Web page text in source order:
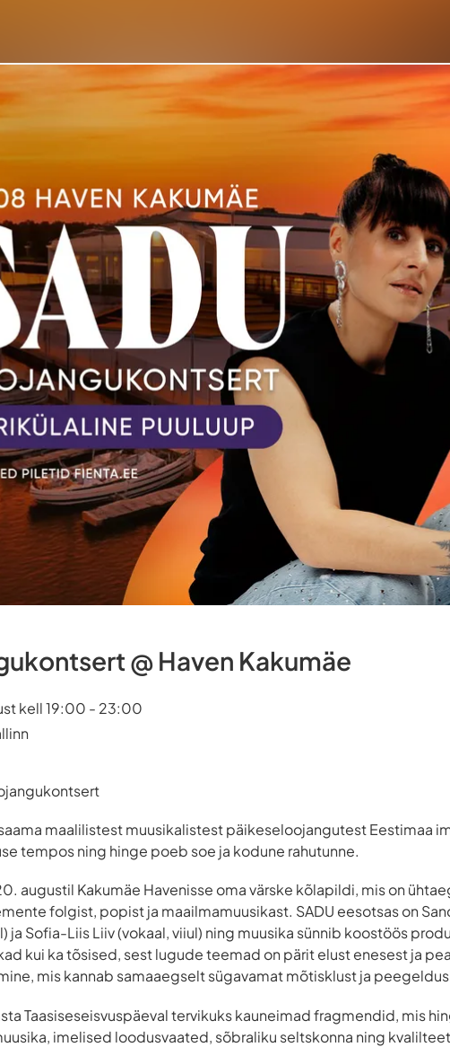
@ Haven Kakumäe
kell 19:00 - 23:00
maalilistest muusikalistest päikeseloojangutest Eestimaa
tempos ning hinge poeb soe ja kodune rahutunne.
augustil Kakumäe Havenisse oma värske kõlapildi, mis on
folgist, popist ja maailmamuusikast. SADU eesotsas on
ja Sofia-Liis Liiv (vokaal, viiul) ning muusika sünnib koostöös
kui ka tõsised, sest lugude teemad on pärit elust enesest ja
mis kannab samaaegselt sügavamat mõtisklust ja
Taasiseseisvuspäeval tervikuks kauneimad fragmendid, mis
imelised loodusvaated, sõbraliku seltskonna ning